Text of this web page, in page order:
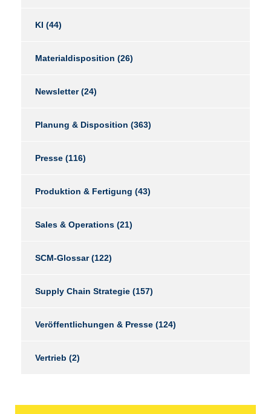
KI (44)
Materialdisposition (26)
Newsletter(24)
Planung & Disposition (363)
Presse (116)
Produktion & Fertigung (43)
Sales & Operations (21)
SCM-Glossar(122)
Supply Chain Strategie (157)
Veröffentlichungen & Presse (124)
Vertrieb (2)